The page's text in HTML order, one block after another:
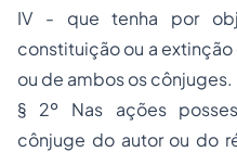
IV - que tenha por
constituição ou a
ou de ambos os cônjuges.
§ 2º Nas ações
cônjuge do autor ou do